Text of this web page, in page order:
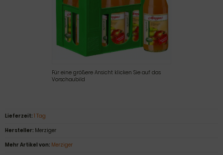
Für eine größere Ansicht klicken Sie auf das
Vorschaubild
Lieferzeit: 1 Tag
Hersteller: Merziger
Mehr Artikel von: Merziger